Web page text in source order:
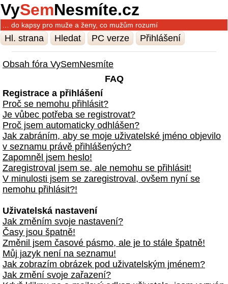
VySemNesmíte.cz
… do kapsy pro muže a ženy, co mužům rozumí
Hl. strana Hledat PC verze Přihlášení
Obsah fóra VySemNesmíte
FAQ
Registrace a přihlášení
Proč se nemohu přihlásit?
Je vůbec potřeba se registrovat?
Proč jsem automaticky odhlášen?
Jak zabráním, aby se moje uživatelské jméno objevilo
v seznamu právě přihlášených?
Zapomněl jsem heslo!
Zaregistroval jsem se, ale nemohu se přihlásit!
V minulosti jsem se zaregistroval, ovšem nyní se
nemohu přihlásit?!
Uživatelská nastavení
Jak změním svoje nastavení?
Časy jsou špatně!
Změnil jsem časové pásmo, ale je to stále špatně!
Můj jazyk není na seznamu!
Jak zobrazím obrázek pod uživatelským jménem?
Jak změní svoje zařazení?